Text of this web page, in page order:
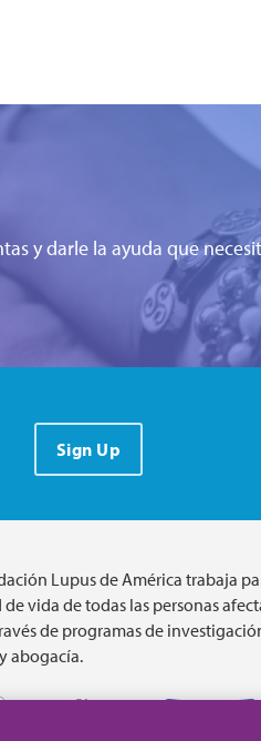
y darle la ayuda que
Sign Up
Lupus de América trabaja
vida de todas las personas
de programas de
abogacía.